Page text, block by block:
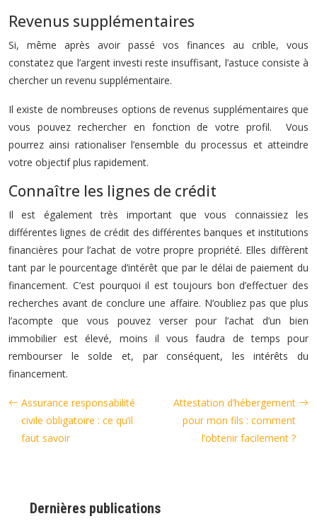
Revenus supplémentaires
Si, même après avoir passé vos finances au crible, vous
constatez que l’argent investi reste insuffisant, l’astuce consiste à
chercher un revenu supplémentaire.
Il existe de nombreuses options de revenus supplémentaires que
vous pouvez rechercher en fonction de votre profil. Vous
pourrez ainsi rationaliser l’ensemble du processus et atteindre
votre objectif plus rapidement.
Connaître les lignes de crédit
Il est également très important que vous connaissiez les
différentes lignes de crédit des différentes banques et institutions
financières pour l’achat de votre propre propriété. Elles diffèrent
tant par le pourcentage d’intérêt que par le délai de paiement du
financement. C’est pourquoi il est toujours bon d’effectuer des
recherches avant de conclure une affaire. N’oubliez pas que plus
l’acompte que vous pouvez verser pour l’achat d’un bien
immobilier est élevé, moins il vous faudra de temps pour
rembourser le solde et, par conséquent, les intérêts du
financement.
Assurance responsabilité
civile obligatoire : ce qu’il
faut savoir
Attestation d’hébergement
pour mon fils : comment
l’obtenir facilement ?
Dernières publications